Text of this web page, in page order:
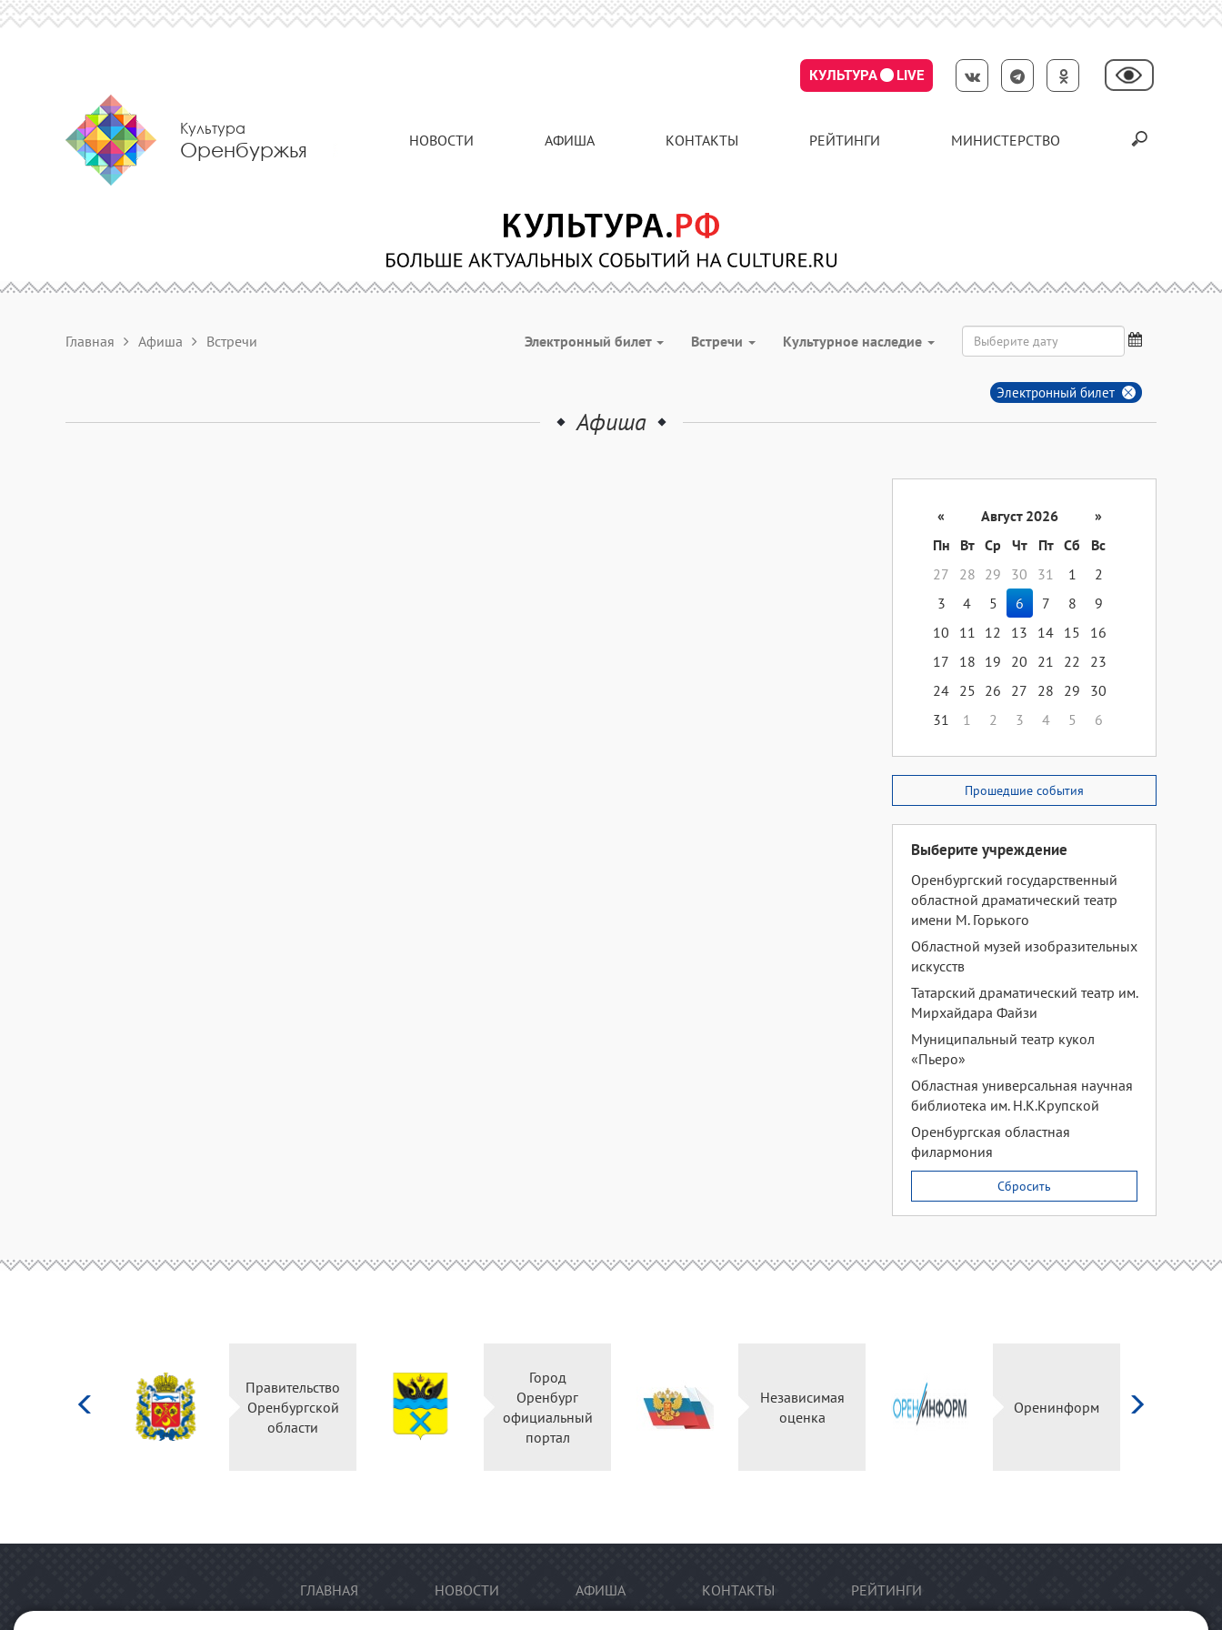
КУЛЬТУРА LIVE
Культура
Оренбуржья НОВОСТИ АФИША КОНТАКТЫ РЕЙТИНГИ МИНИСТЕРСТВО
Главная Афиша Встречи Электронный билет Встречи Культурное наследие
Электронный билет
Афиша
« Август 2026
»
Пн
Вт Ср Чт Пт Сб
Вс
27
28 29 30 31 1
2
3
4 5 6 7 8
9
10
11 12 13 14 15
16
17
18 19 20 21 22
23
24 25 26 27 28 29
30
31
1 2 3 4 5 6
Прошедшие события
Выберите учреждение
Оренбургский государственный
областной драматический театр
имени М. Горького
Областной музей изобразительных
искусств
Татарский драматический театр им.
Мирхайдара Файзи
Муниципальный театр кукол
«Пьеро»
Областная универсальная научная
библиотека им. Н.К.Крупской
Оренбургская областная
филармония
Сбросить
Правительство
Оренбургской
области
Город
Оренбург
официальный
портал
Независимая
оценка
Оренинформ
ГЛАВНАЯ НОВОСТИ АФИША КОНТАКТЫ РЕЙТИНГИ